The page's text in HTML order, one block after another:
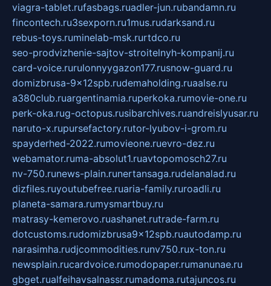
viagra-tablet.rufasbags.ruadler-jun.rubandamn.ru
fincontech.ru3sexporn.ru1mus.rudarksand.ru
rebus-toys.ruminelab-msk.rurtdco.ru
seo-prodvizhenie-sajtov-stroitelnyh-kompanij.ru
card-voice.rurulonnyygazon177.rusnow-guard.ru
domizbrusa-9x12spb.rudemaholding.ruaalse.ru
a380club.ruargentinamia.ruperkoka.rumovie-one.ru
perk-oka.rug-octopus.rusibarchives.ruandreislyusar.ru
naruto-x.rupursefactory.rutor-lyubov-i-grom.ru
spayderhed-2022.rumovieone.ruevro-dez.ru
webamator.ruma-absolut1.ruavtopomosch27.ru
nv-750.runews-plain.runertansaga.rudelanalad.ru
dizfiles.ruyoutubefree.ruaria-family.ruroadli.ru
planeta-samara.rumysmartbuy.ru
matrasy-kemerovo.ruashanet.rutrade-farm.ru
dotcustoms.rudomizbrusa9x12spb.ruautodamp.ru
narasimha.rudjcommodities.runv750.rux-ton.ru
newsplain.rucardvoice.rumodopaper.rumanunae.ru
gbget.rualfeihavsalnassr.rumadoma.rutajuncos.ru